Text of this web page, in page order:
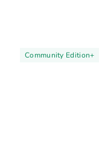
Community Edition+